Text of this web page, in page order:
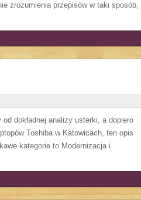
zrozumienia przepisów w taki sposób,
dokładnej analizy usterki, a dopiero
Toshiba w Katowicach, ten opis
kategorie to Modernizacja i